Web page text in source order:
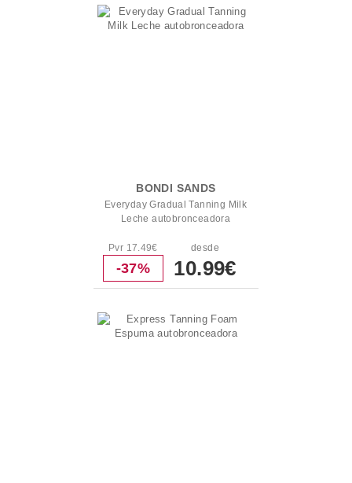
BONDI SANDS
Everyday Gradual Tanning Milk
Leche autobronceadora
Pvr 17.49€
-37%
desde
10.99€